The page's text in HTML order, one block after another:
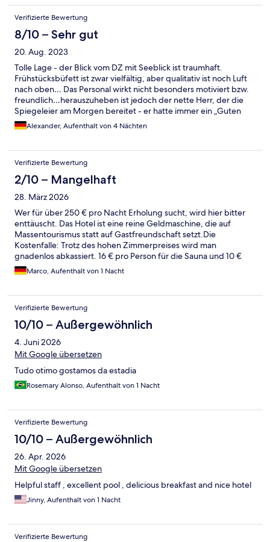
Verifizierte Bewertung
8/10 – Sehr gut
20. Aug. 2023
Tolle Lage - der Blick vom DZ mit Seeblick ist traumhaft.
Frühstücksbüfett ist zwar vielfältig, aber qualitativ ist noch Luft
nach oben… Das Personal wirkt nicht besonders motiviert bzw.
freundlich…herauszuheben ist jedoch der nette Herr, der die
Spiegeleier am Morgen bereitet - er hatte immer ein „Guten
Morgen“ auf den Lippen gepaart mit einen Lächeln…so beginnt
der Tag gut! Das Hotel ist sehr sauber und mit ansprechendem
Alexander, Aufenthalt von 4 Nächten
Verifizierte Bewertung
2/10 – Mangelhaft
28. März 2026
Wer für über 250 € pro Nacht Erholung sucht, wird hier bitter
enttäuscht. Das Hotel ist eine reine Geldmaschine, die auf
Massentourismus statt auf Gastfreundschaft setzt. ​Die
Kostenfalle: Trotz des hohen Zimmerpreises wird man
gnadenlos abkassiert. 16 € pro Person für die Sauna und 10 €
pro Tag für den Parkplatz? Das ist bei dieser Preisklasse eine
absolute Frechheit und reine Gier. Am Ende standen über 90 €
"Schlachtfeld": Ein schönes Dinner? Fehlanzeige! Das Hotel
fertigt gleichzeitig 10 bis 12 Touristenbusse ab. Die Atmosphäre
gleicht einer Kantine zur Stoßzeit. Überall Leute in
Jogginghosen und Fan-Outfits, die sich am Buffet benehmen,
als gäbe es kein Morgen. ​Kein Schlaf möglich: Es war die ganze
Nacht über extrem laut im Haus. Von der versprochenen
wie in einer Bahnhofshalle fühlt.
Marco, Aufenthalt von 1 Nacht
Verifizierte Bewertung
10/10 – Außergewöhnlich
4. Juni 2026
Mit Google übersetzen
Tudo otimo gostamos da estadia
Rosemary Alonso, Aufenthalt von 1 Nacht
Verifizierte Bewertung
10/10 – Außergewöhnlich
26. Apr. 2026
Mit Google übersetzen
Helpful staff , excellent pool , delicious breakfast and nice hotel
Jinny, Aufenthalt von 1 Nacht
Verifizierte Bewertung